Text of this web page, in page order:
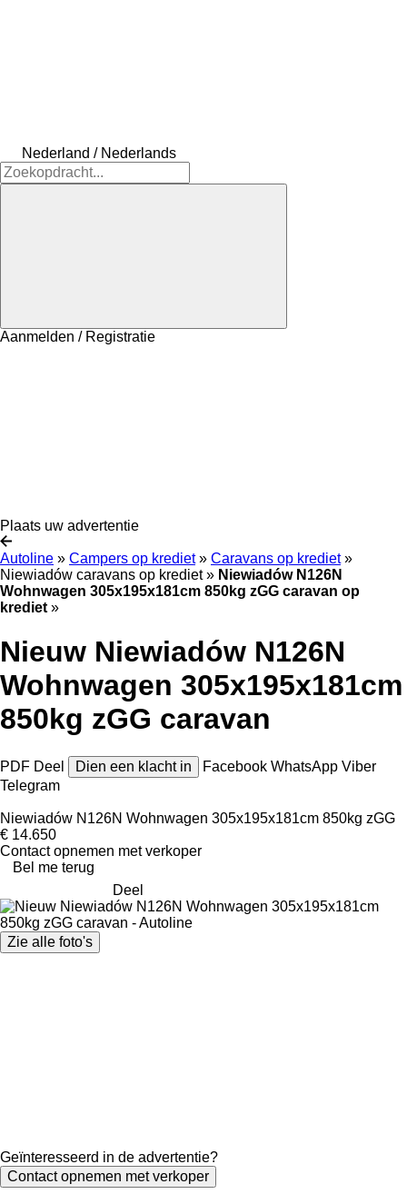
Nederland / Nederlands
Aanmelden / Registratie
Plaats uw advertentie
Autoline » Campers op krediet » Caravans op krediet »
Niewiadów caravans op krediet » Niewiadów N126N
Wohnwagen 305x195x181cm 850kg zGG caravan op
krediet »
Nieuw Niewiadów N126N
Wohnwagen 305x195x181cm
850kg zGG caravan
PDF Deel Dien een klacht in Facebook WhatsApp Viber
Telegram
Niewiadów N126N Wohnwagen 305x195x181cm 850kg zGG
€ 14.650
Contact opnemen met verkoper
Bel me terug
Deel
Zie alle foto's
Geïnteresseerd in de advertentie?
Contact opnemen met verkoper